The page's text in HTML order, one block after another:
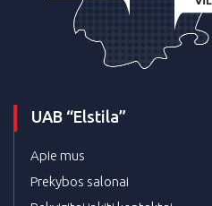
UAB “Elstila”
Apie mus
Prekybos salonai